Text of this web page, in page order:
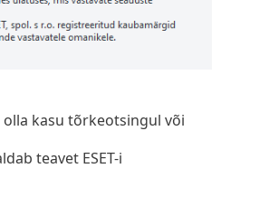
olla kasu tõrkeotsingul või
teavet ESET-i